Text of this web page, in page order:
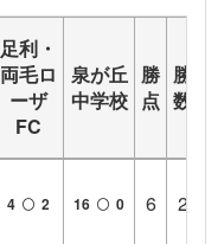
足利・
両毛ロ
ーザ
FC
泉が丘
中学校
勝
点
勝
数
4 2 16 0 6 2